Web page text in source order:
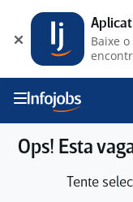
Ops! Esta
Tente
Baixe